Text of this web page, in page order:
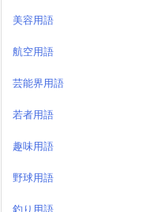
美容用語
航空用語
芸能界用語
若者用語
趣味用語
野球用語
釣り用語